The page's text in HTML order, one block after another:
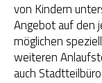
von Kindern
Angebot auf den
möglichen
weiteren
auch